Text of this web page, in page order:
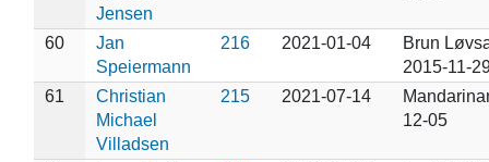
Jensen
60
Jan
Speiermann
216 2021-01-04
Brun
2015-11-
61
Christian
Michael
Villadsen
215 2021-07-14
12-05